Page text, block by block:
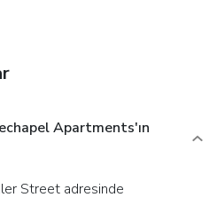
Apartments'ın